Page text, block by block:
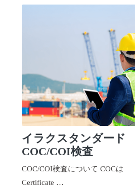
イラクスタンダード
COC/COI検査
COC/COI検査について COCは
Certificate …